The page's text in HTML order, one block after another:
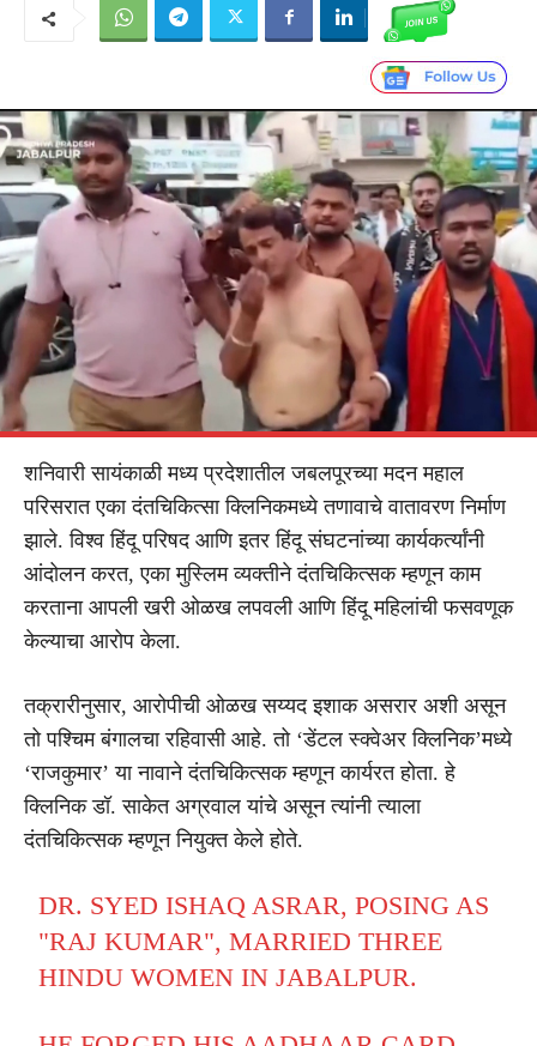
शनिवारी सायंकाळी मध्य प्रदेशातील जबलपूरच्या मदन महाल
परिसरात एका दंतचिकित्सा क्लिनिकमध्ये तणावाचे वातावरण निर्माण
झाले. विश्व हिंदू परिषद आणि इतर हिंदू संघटनांच्या कार्यकर्त्यांनी
आंदोलन करत, एका मुस्लिम व्यक्तीने दंतचिकित्सक म्हणून काम
करताना आपली खरी ओळख लपवली आणि हिंदू महिलांची फसवणूक
केल्याचा आरोप केला.
तक्रारीनुसार, आरोपीची ओळख सय्यद इशाक असरार अशी असून
तो पश्चिम बंगालचा रहिवासी आहे. तो ‘डेंटल स्क्वेअर क्लिनिक’मध्ये
‘राजकुमार’ या नावाने दंतचिकित्सक म्हणून कार्यरत होता. हे
क्लिनिक डॉ. साकेत अग्रवाल यांचे असून त्यांनी त्याला
दंतचिकित्सक म्हणून नियुक्त केले होते.
DR. SYED ISHAQ ASRAR, POSING AS
"RAJ KUMAR", MARRIED THREE
HINDU WOMEN IN JABALPUR.